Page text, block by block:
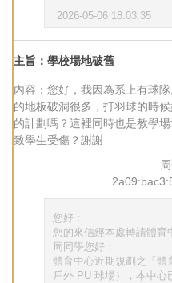
2026-05-06 18:03:35
主旨：學校場地破舊
內容：您好，我因為系上有球
的地板破洞很多，打羽球的時
的計劃嗎？這裡同時也是教學
致學生受傷？謝謝
您好：
您的來信經本處轉請體育
周同學您好：
體育中心近期規劃之「體
戶外 PU 球場），本中